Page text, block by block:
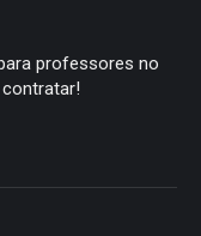
professores no